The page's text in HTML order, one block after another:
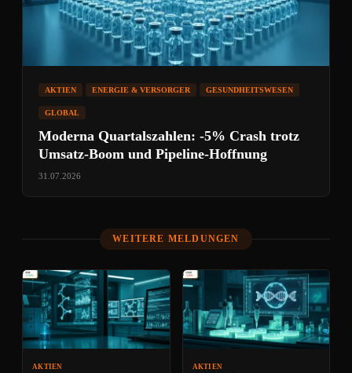
AKTIEN ENERGIE & VERSORGER GESUNDHEITSWESEN
GLOBAL
Moderna Quartalszahlen: -5% Crash trotz
Umsatz-Boom und Pipeline-Hoffnung
31.07.2026
WEITERE MELDUNGEN
AKTIEN AKTIEN